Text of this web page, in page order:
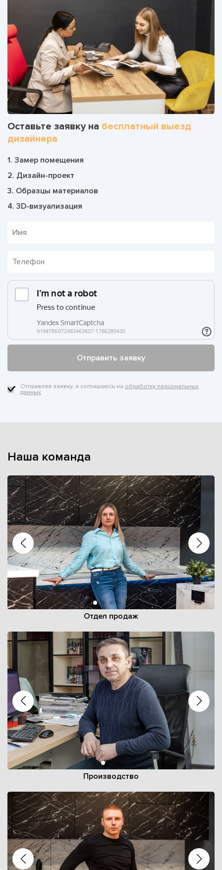
Оставьте заявку на бесплатный выезд
дизайнера
1. Замер помещения
2. Дизайн-проект
3. Образцы материалов
4. 3D-визуализация
Отправляя заявку, я соглашаюсь на обработку персональных
данных
Наша команда
Отдел продаж
Производство